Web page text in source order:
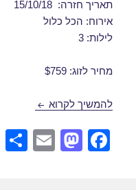
תאריך חזרה: 15/10/18
אירוח: הכל כלול
לילות: 3
מחיר לזוג: $759
להמשיך לקרוא חבילות נופש
F
M
E